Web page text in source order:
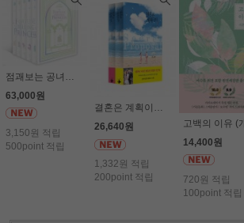
63,000원
3,150원 적립
500point 적립
결혼은 계획이다(전2권세트) - 이지연
26,640원
1,332원 적립
200point 적립
14,400원
720원 적립
100point 적립